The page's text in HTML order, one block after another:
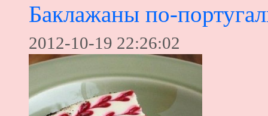
Баклажаны по-
2012-10-19 22:26:02